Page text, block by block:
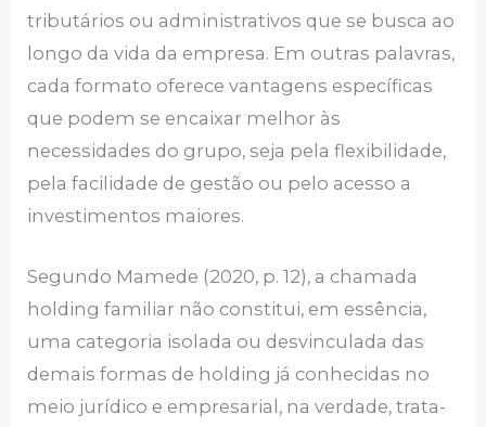
tributários ou administrativos que se busca ao
longo da vida da empresa. Em outras palavras,
cada formato oferece vantagens específicas
que podem se encaixar melhor às
necessidades do grupo, seja pela flexibilidade,
pela facilidade de gestão ou pelo acesso a
investimentos maiores.
Segundo Mamede (2020, p. 12), a chamada
holding familiar não constitui, em essência,
uma categoria isolada ou desvinculada das
demais formas de holding já conhecidas no
meio jurídico e empresarial, na verdade, trata-